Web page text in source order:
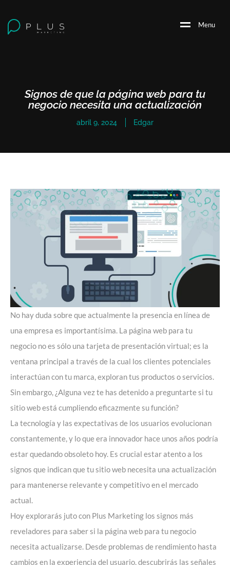
Menu
Signos de que la página web para tu
negocio necesita una actualización
abril 9, 2024 Edgar
No hay duda sobre que actualmente la presencia en línea de
una empresa es importantísima. La página web para tu
negocio no es sólo una tarjeta de presentación virtual; es la
ventana principal a través de la cual los clientes potenciales
interactúan con tu marca, exploran tus productos o servicios.
Sin embargo, ¿Alguna vez te has detenido a preguntarte si tu
sitio webestá cumpliendo eficazmente su función?
La tecnología y las expectativas de los usuarios evolucionan
constantemente, y lo que era innovador hace unos años podría
estar quedando obsoleto hoy. Es crucial estar atento a los
signos que indican que tu sitio web necesita una actualización
para mantenerse relevante y competitivo en el mercado
actual.
Hoy explorarás juto con Plus Marketing los signos más
reveladores para saber si la página web para tu negocio
necesita actualizarse. Desde problemas de rendimiento hasta
cambios en la experiencia del usuario, descubrirás las señales